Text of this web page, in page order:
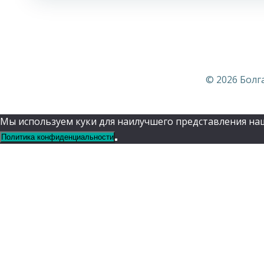
© 2026
Мы используем куки для наилучшего представления
Политика конфиденциальности